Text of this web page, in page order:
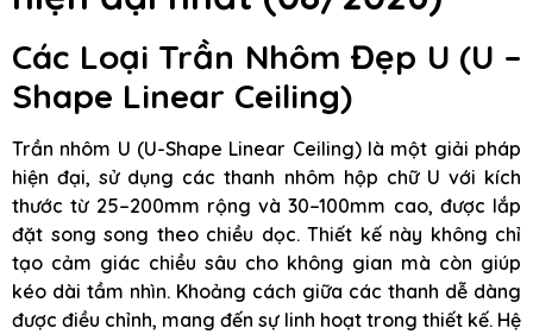
Các Loại Trần Nhôm Đẹp U (U –
Shape Linear Ceiling)
Trần nhôm U (U-Shape Linear Ceiling) là một giải pháp
hiện đại, sử dụng các thanh nhôm hộp chữ U với kích
thước từ 25–200mm rộng và 30–100mm cao, được lắp
đặt song song theo chiều dọc. Thiết kế này không chỉ
tạo cảm giác chiều sâu cho không gian mà còn giúp
kéo dài tầm nhìn. Khoảng cách giữa các thanh dễ dàng
được điều chỉnh, mang đến sự linh hoạt trong thiết kế. Hệ